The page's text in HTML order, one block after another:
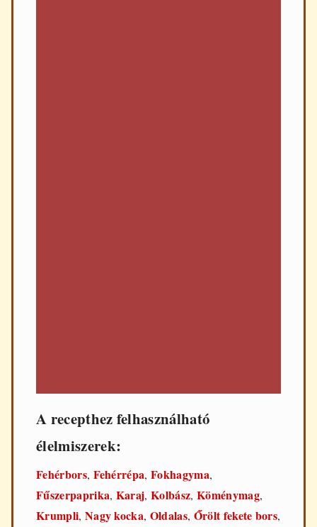
A recepthez felhasználható
élelmiszerek:
Fehérbors, Fehérrépa,Fokhagyma,
Fűszerpaprika, Karaj,Kolbász, Köménymag,
Krumpli, Nagy kocka, Oldalas, Őrölt fekete bors,